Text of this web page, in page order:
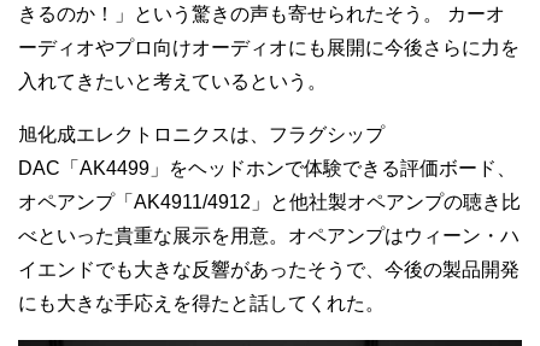
きるのか！」という驚きの声も寄せられたそう。
カーオ
ーディオやプロ向けオーディオにも展開に今後さらに力を
入れてきたいと考えているという。
旭化成エレクトロニクスは、フラグシップ
DAC「AK4499」をヘッドホンで体験できる評価ボード、
オペアンプ「AK4911/4912」と他社製オペアンプの聴き比
べといった貴重な展示を用意。オペアンプはウィーン・ハ
イエンドでも大きな反響があったそうで、今後の製品開発
にも大きな手応えを得たと話してくれた。